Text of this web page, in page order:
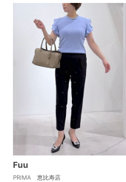
Fuu
PRIMA 恵比寿店